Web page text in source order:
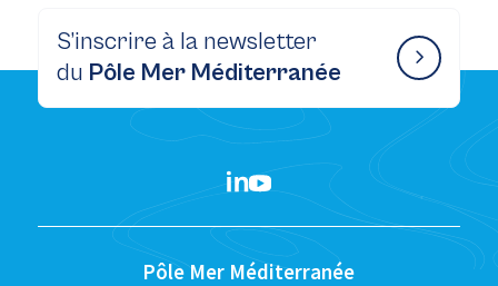
S’inscrire à la newsletter
du Pôle Mer Méditerranée
Pôle Mer Méditerranée